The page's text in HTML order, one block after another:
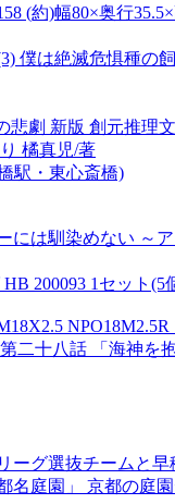
(約)幅80×奥行
僕は絶滅危惧種の
悲劇 新版 創元推理
橘真児/著
駅・東心斎橋)
には馴染めない ～
200093 1セット(5
NPO18M2.5R
二十八話 「海神を
ーグ選抜チームと
名庭園」 京都の庭